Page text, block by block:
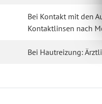
Bei Kontakt mit den
Kontaktlinsen nach
Bei Hautreizung: